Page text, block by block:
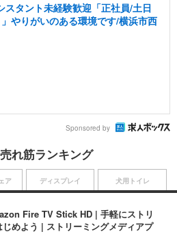
スタント未経験歓迎「正社員/土日
やりがいのある環境です/横浜市西
Sponsored by
れ筋ランキング
Fire TV Stick HD | 手軽にストリ
じめよう | ストリーミングメディアプ
ア ディスプレイ 犬用トイレ